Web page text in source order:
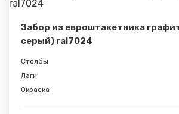
Забор из евроштакетника
серый) ral7024
Столбы
Лаги
Окраска